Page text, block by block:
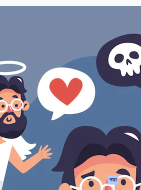
बनाने के लिए क्रिएटिव प्लेटफॉर्म।
एजेंसियों और स्टूडियो में 1
प्रोडक्ट्स
Spaces
AI सहायक
स्टॉक सामग्री
MCP
Claude/
के लिए
एजेंट नया